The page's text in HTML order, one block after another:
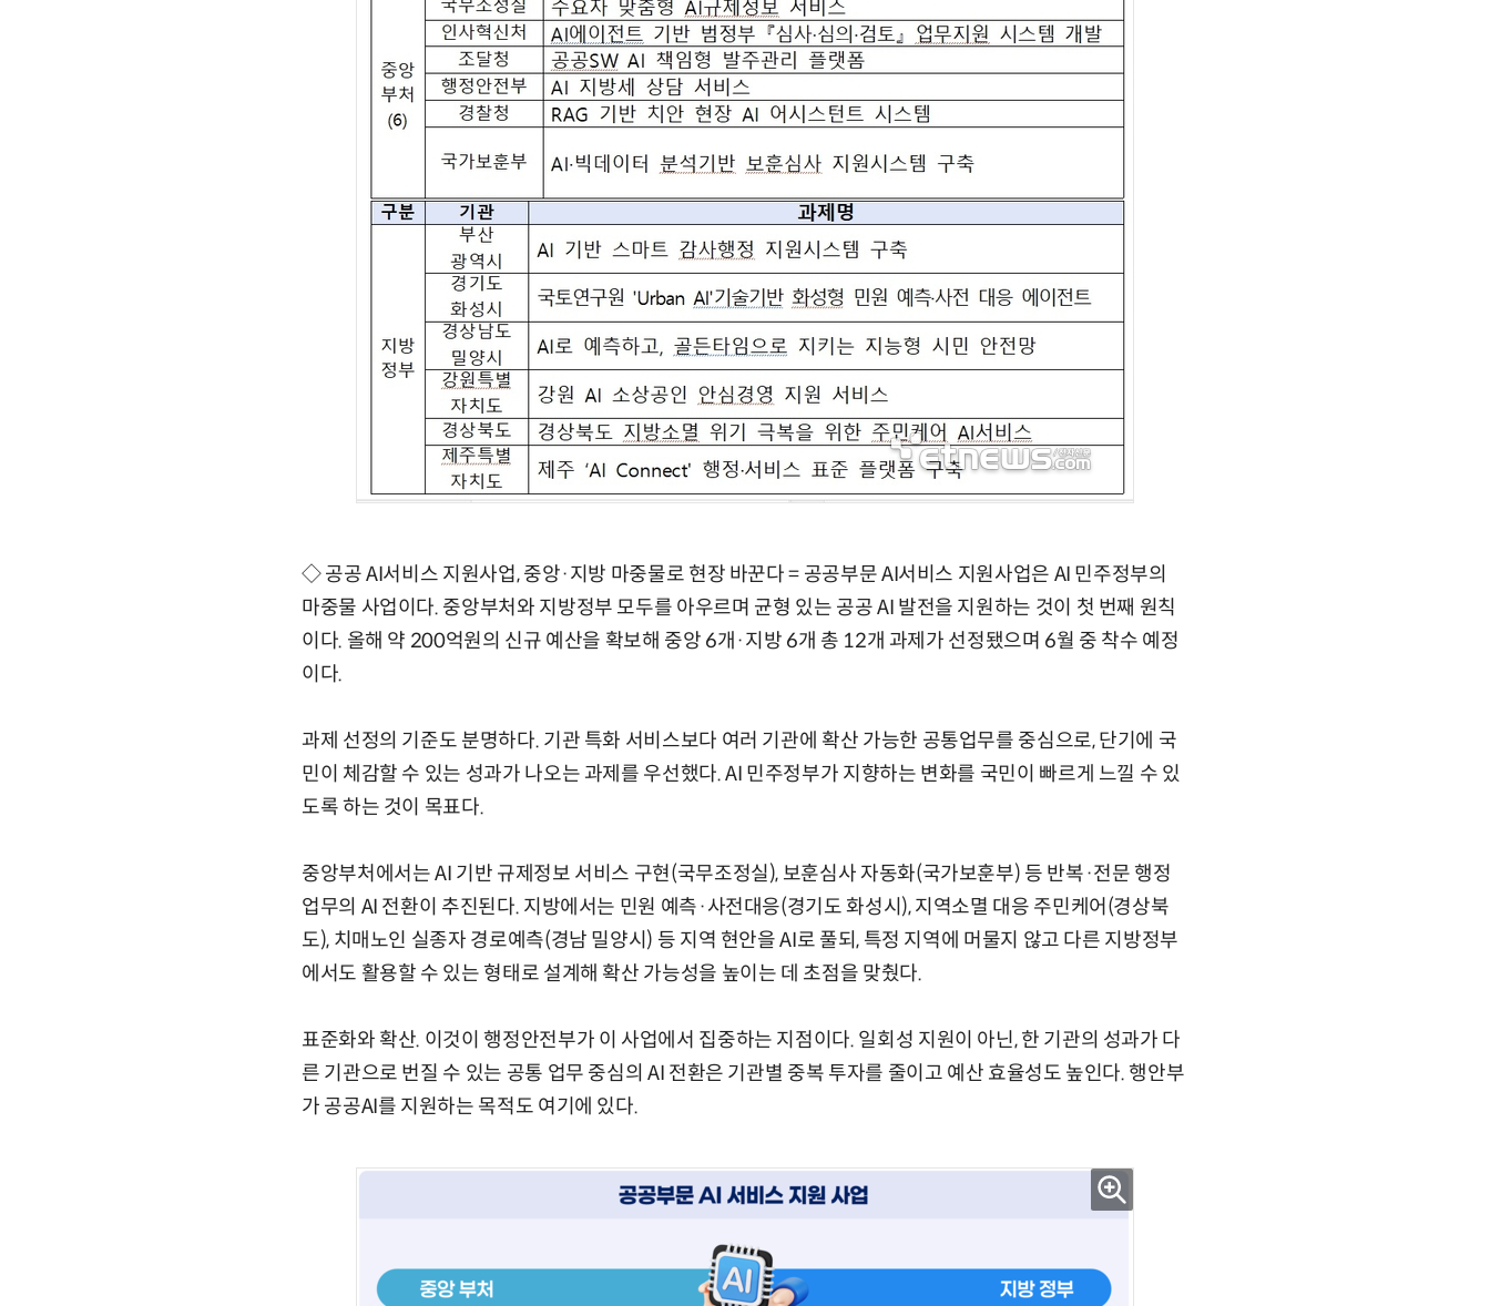
◇ 공공 AI서비스 지원사업, 중앙·지방 마중물로 현장 바꾼다 = 공공부문 AI서비스 지원사업은 AI 민주정부의
마중물 사업이다. 중앙부처와 지방정부 모두를 아우르며 균형 있는 공공 AI 발전을 지원하는 것이 첫 번째 원칙
이다. 올해 약 200억원의 신규 예산을 확보해 중앙 6개·지방 6개 총 12개 과제가 선정됐으며 6월 중 착수 예정
이다.
과제 선정의 기준도 분명하다. 기관 특화 서비스보다 여러 기관에 확산 가능한 공통업무를 중심으로, 단기에 국
민이 체감할 수 있는 성과가 나오는 과제를 우선했다. AI 민주정부가 지향하는 변화를 국민이 빠르게 느낄 수 있
도록 하는 것이 목표다.
중앙부처에서는 AI 기반 규제정보 서비스 구현(국무조정실), 보훈심사 자동화(국가보훈부) 등 반복·전문 행정
업무의 AI 전환이 추진된다. 지방에서는 민원 예측·사전대응(경기도 화성시), 지역소멸 대응 주민케어(경상북
도), 치매노인 실종자 경로예측(경남 밀양시) 등 지역 현안을 AI로 풀되, 특정 지역에 머물지 않고 다른 지방정부
에서도 활용할 수 있는 형태로 설계해 확산 가능성을 높이는 데 초점을 맞췄다.
표준화와 확산. 이것이 행정안전부가 이 사업에서 집중하는 지점이다. 일회성 지원이 아닌, 한 기관의 성과가 다
른 기관으로 번질 수 있는 공통 업무 중심의 AI 전환은 기관별 중복 투자를 줄이고 예산 효율성도 높인다. 행안부
가 공공AI를 지원하는 목적도 여기에 있다.